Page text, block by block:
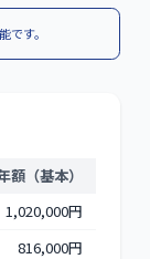
す。
額（基本）
1,020,000円
816,000円